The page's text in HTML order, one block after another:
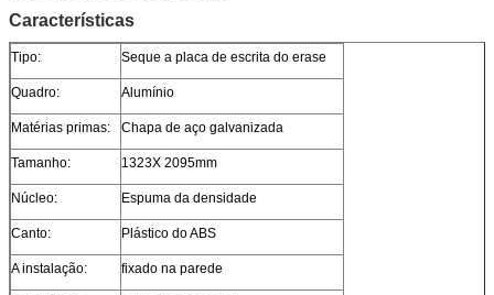
Características
Tipo: Seque a placa de escrita do erase
Quadro: Alumínio
Matérias primas: Chapa de aço galvanizada
Tamanho: 1323X 2095mm
Núcleo: Espuma da densidade
Canto: Plástico do ABS
A instalação: fixado na parede